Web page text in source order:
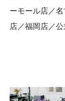
ーモール店／
店／福岡店／